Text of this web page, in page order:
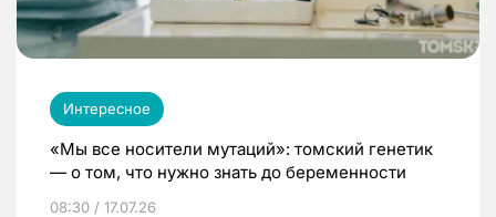
Интересное
«Мы все носители мутаций»: томский генетик
— о том, что нужно знать до беременности
08:30 / 17.07.26